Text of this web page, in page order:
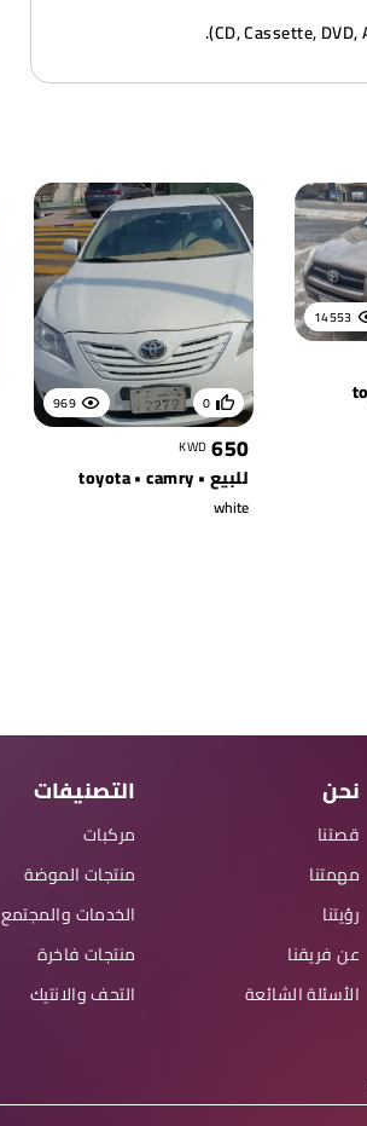
14553
969 0
650
KWD
للبيع • toyota • camry
white
نحن
قصتنا
مهمتنا
رؤيتنا
عن فريقنا
الأسئلة الشائعة
التصنيفات
مركبات
منتجات الموضة
الخدمات والمجتمع
منتجات فاخرة
التحف والانتيك